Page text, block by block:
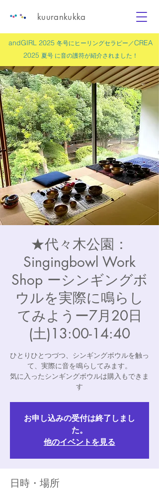
andGIRL 2025 冬号にヒーリングセラピー／CREA
2025 夏号 に音の護符が紹介されました！
kuurankukka
★代々木公園：
Singingbowl Work
Shop ーシンギングボ
ウルを実際に鳴らし
てみようー7月20日
(土)13:00-14:40
ひとりひとつづつ、シンギングボウルを触っ
て、実際に音を鳴らしてみます。
気に入ったシンギングボウルは購入もできま
す
お申し込みの受付は終了しまし
た。
他のイベントを見る
日時・場所